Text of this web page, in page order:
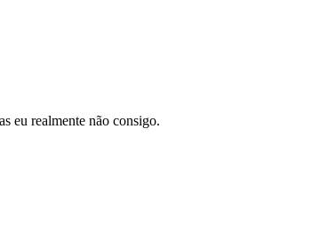
eu realmente não consigo.